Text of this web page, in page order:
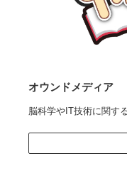
オウンドメディア
脳科学やIT技術に関す